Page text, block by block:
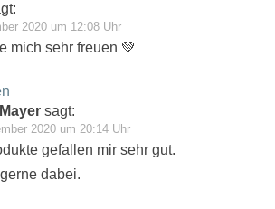
2020 um 12:08 Uhr
mich sehr freuen 💚
sagt:
2020 um 20:14 Uhr
gefallen mir sehr gut.
dabei.